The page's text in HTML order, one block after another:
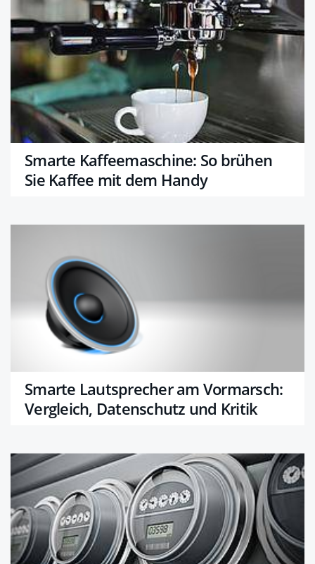
Smarte Kaffeemaschine: So brühen
Sie Kaffee mit dem Handy
Smarte Lautsprecher am Vormarsch:
Vergleich, Datenschutz und Kritik